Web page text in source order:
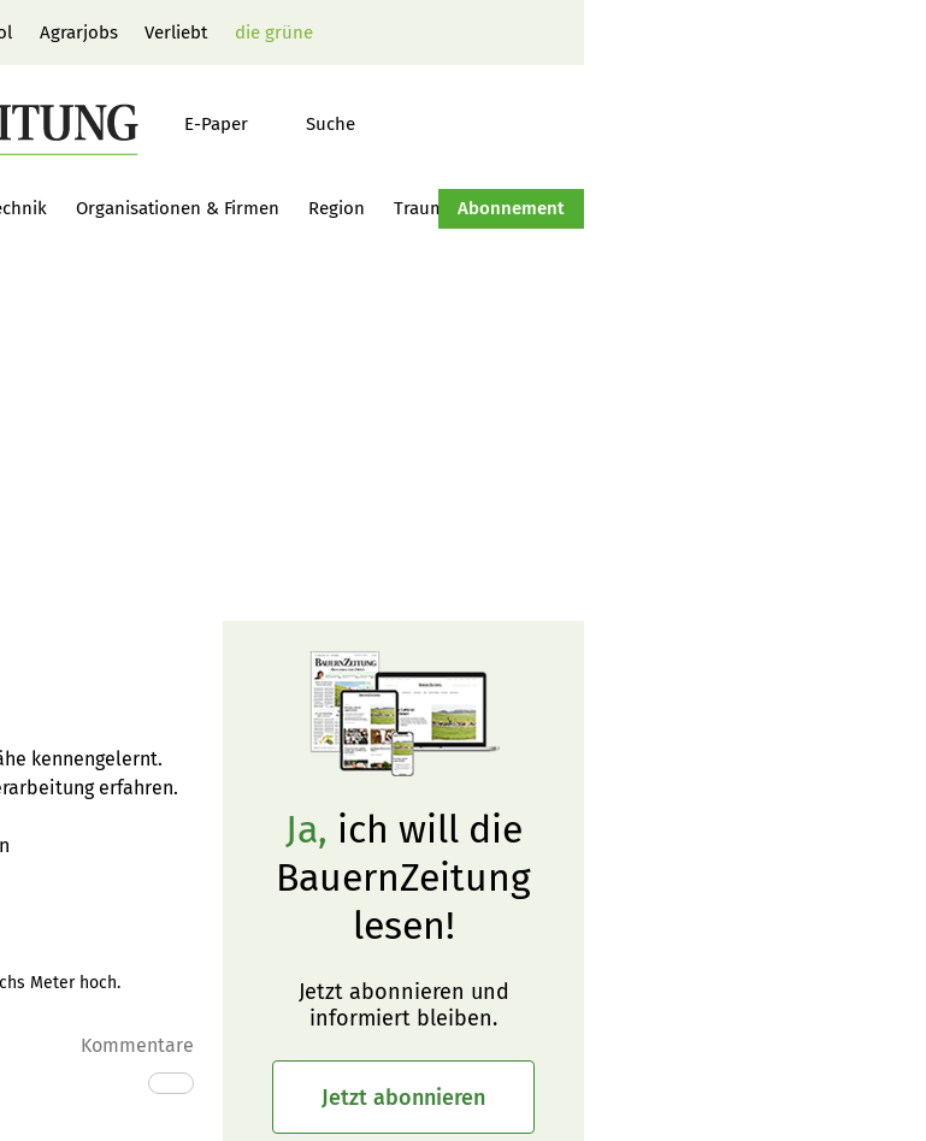
Agrarjobs Verliebt die grüne
E-Paper Suche
Organisationen & Firmen Region Traumtraktor Hof-Management
Abonnement
kennengelernt.
erfahren.
Meter hoch.
Kommentare
Ja, ich will die
BauernZeitung
lesen!
Jetzt abonnieren und
informiert bleiben.
Jetzt abonnieren